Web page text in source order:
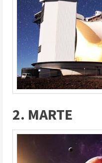
2. MARTE